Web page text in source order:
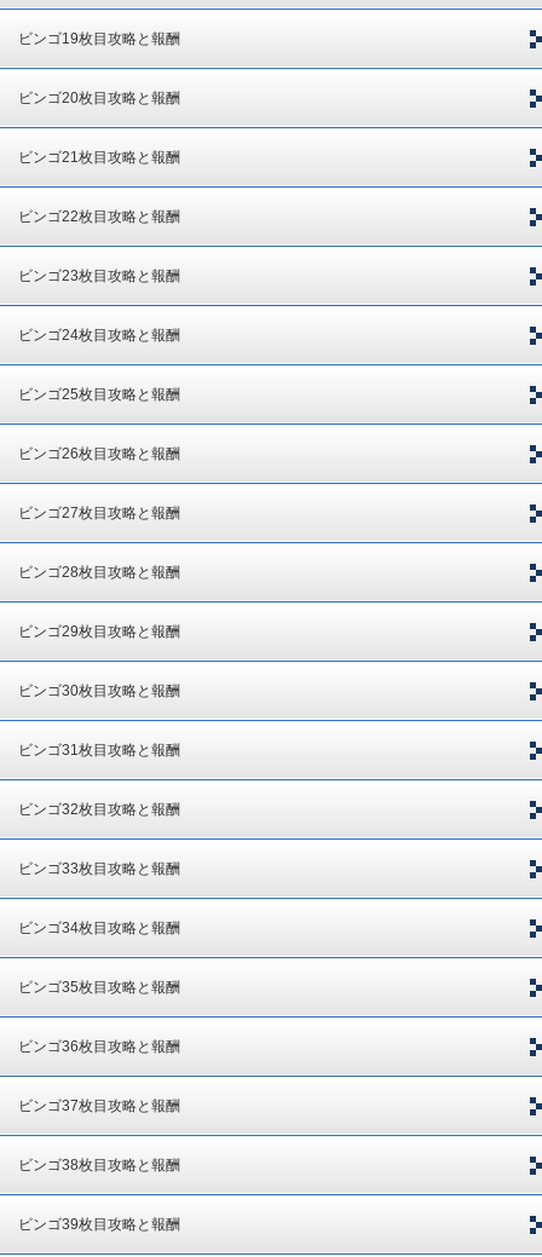
ビンゴ19枚目攻略と報酬
ビンゴ20枚目攻略と報酬
ビンゴ21枚目攻略と報酬
ビンゴ22枚目攻略と報酬
ビンゴ23枚目攻略と報酬
ビンゴ24枚目攻略と報酬
ビンゴ25枚目攻略と報酬
ビンゴ26枚目攻略と報酬
ビンゴ27枚目攻略と報酬
ビンゴ28枚目攻略と報酬
ビンゴ29枚目攻略と報酬
ビンゴ30枚目攻略と報酬
ビンゴ31枚目攻略と報酬
ビンゴ32枚目攻略と報酬
ビンゴ33枚目攻略と報酬
ビンゴ34枚目攻略と報酬
ビンゴ35枚目攻略と報酬
ビンゴ36枚目攻略と報酬
ビンゴ37枚目攻略と報酬
ビンゴ38枚目攻略と報酬
ビンゴ39枚目攻略と報酬